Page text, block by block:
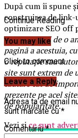
După cum îi spune
construirea de link-
optimizare SEO off
multe linkuri de o
pagină a acestuia,
o reputație sau
site sunt extrem de
căutare cât de
prezente pe acel
de popularitate.
Vezi sice sunt
Continue Reading
You may like
Click to comment
Leave a Reply
Adresa ta de email
sunt marcate cu*
Comentariu*